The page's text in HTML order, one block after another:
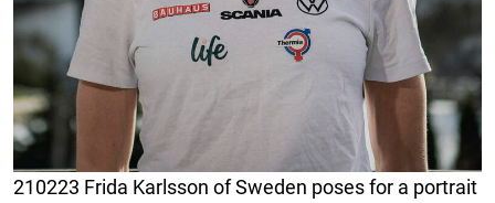
210223 Frida Karlsson of Sweden poses for a portrait